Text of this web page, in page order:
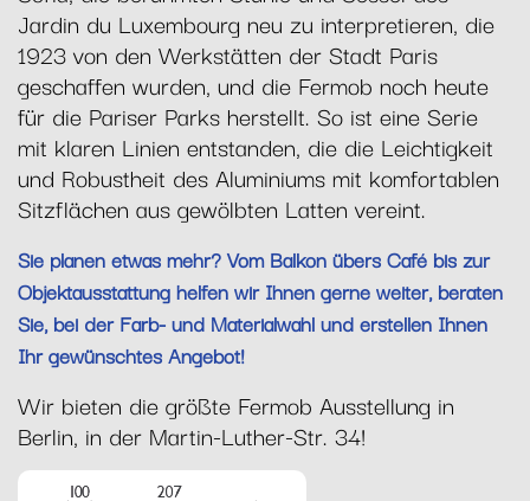
Jardin du Luxembourg neu zu interpretieren, die
1923 von den Werkstätten der Stadt Paris
geschaffen wurden, und die Fermob noch heute
für die Pariser Parks herstellt. So ist eine Serie
mit klaren Linien entstanden, die die Leichtigkeit
und Robustheit des Aluminiums mit komfortablen
Sitzflächen aus gewölbten Latten vereint.
Sie planen etwas mehr? Vom Balkon übers Café bis zur
Objektausstattung helfen wir Ihnen gerne weiter, beraten
Sie, bei der Farb- und Materialwahl und erstellen Ihnen
Ihr gewünschtes Angebot!
Wir bieten die größte Fermob Ausstellung in
Berlin, in der Martin-Luther-Str. 34!